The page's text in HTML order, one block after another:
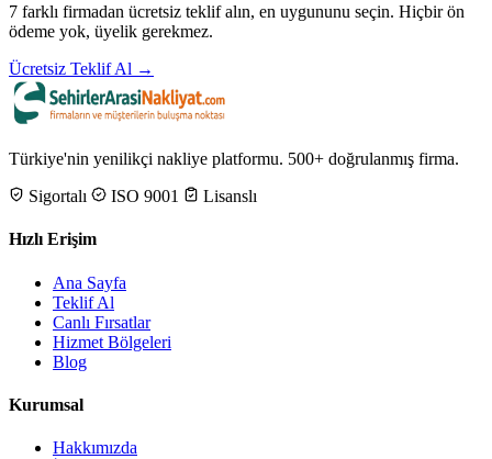
7 farklı firmadan ücretsiz teklif alın, en uygununu seçin. Hiçbir ön
ödeme yok, üyelik gerekmez.
Ücretsiz Teklif Al →
Türkiye'nin yenilikçi nakliye platformu. 500+ doğrulanmış firma.
Sigortalı
ISO 9001 Lisanslı
Hızlı Erişim
Ana Sayfa
Teklif Al
Canlı Fırsatlar
Hizmet Bölgeleri
Blog
Kurumsal
Hakkımızda